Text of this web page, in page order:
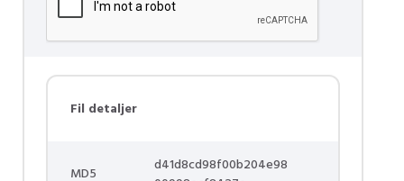
Fil detaljer
MD5
d41d8cd98f00b204e98